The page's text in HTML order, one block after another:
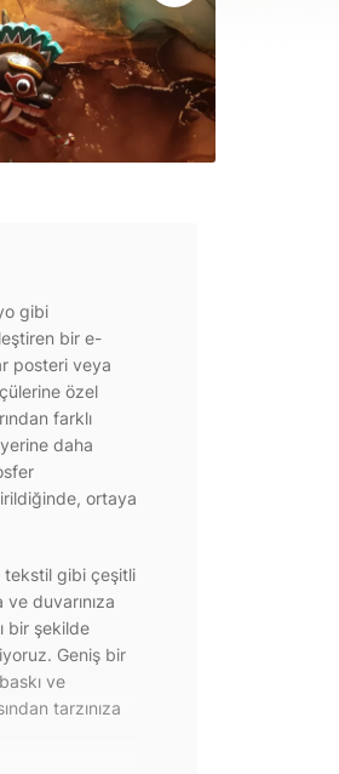
gibi
bir e-
posteri veya
özel
farklı
daha
ortaya
tekstil gibi çeşitli
duvarınıza
bir şekilde
Geniş bir
ve
tarzınıza